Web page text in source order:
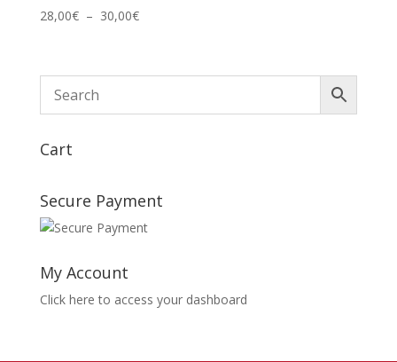
28,00€ – 30,00€Plage
28,00€
30,00€
Cart
Secure Payment
My Account
Click here to access your dashboard